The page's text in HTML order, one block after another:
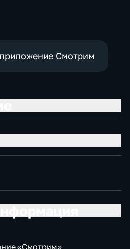
Смотрим
«Смотрим»